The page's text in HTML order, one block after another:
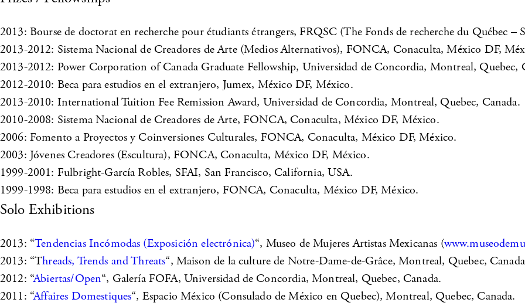
2013: Bourse de doctorat en recherche pour étudiants étrangers, FRQSC (The Fonds de recherche du Québec
2013-2012: Sistema Nacional de Creadores de Arte (Medios Alternativos), FONCA, Conaculta, México DF,
2013-2012: Power Corporation of Canada Graduate Fellowship, Universidad de Concordia, Montreal, Quebec,
2012-2010: Beca para estudios en el extranjero, Jumex, México DF, México.
2013-2010: International Tuition Fee Remission Award, Universidad de Concordia, Montreal, Quebec, Canada.
2010-2008: Sistema Nacional de Creadores de Arte, FONCA, Conaculta, México DF, México.
2006: Fomento a Proyectos y Coinversiones Culturales, FONCA, Conaculta, México DF, México.
2003: Jóvenes Creadores (Escultura), FONCA, Conaculta, México DF, México.
1999-2001: Fulbright-García Robles, SFAI, San Francisco, California, USA.
1999-1998: Beca para estudios en el extranjero, FONCA, Conaculta, México DF, México.
Solo Exhibitions
2013: “Tendencias Incómodas (Exposición electrónica)“, Museo de Mujeres Artistas Mexicanas (
2013: “Threads, Trends and Threats“, Maison de la culture de Notre-Dame-de-Grâce, Montreal, Quebec,
2012: “Abiertas/Open“, Galería FOFA, Universidad de Concordia, Montreal, Quebec, Canada.
2011: “Affaires Domestiques“, Espacio México (Consulado de México en Quebec), Montreal, Quebec, Canada.